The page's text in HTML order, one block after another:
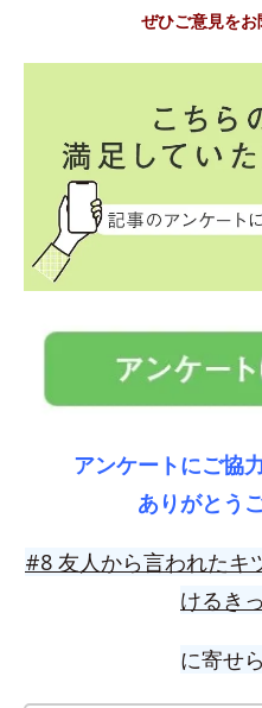
ぜひご意見をお
アンケートにご協
ありがとう
#8 友人から言われたキ
けるき
に寄せ